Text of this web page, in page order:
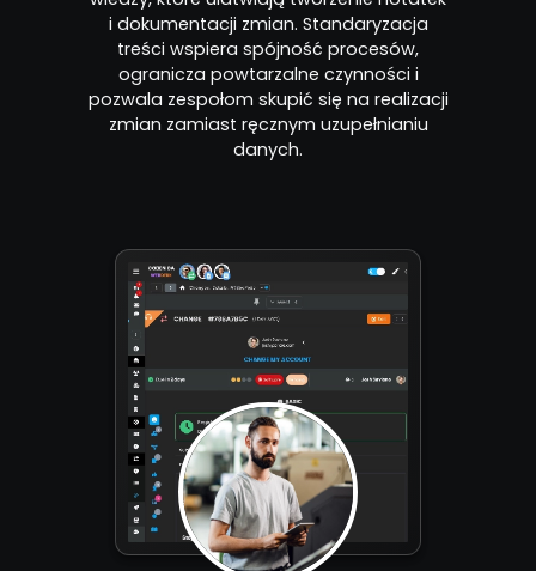
i dokumentacji zmian. Standaryzacja
treści wspiera spójność procesów,
ogranicza powtarzalne czynności i
pozwala zespołom skupić się na realizacji
zmian zamiast ręcznym uzupełnianiu
danych.